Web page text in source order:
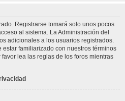
Registrarse tomará solo unos pocos
al sistema. La Administración del
adicionales a los usuarios registrados.
familiarizado con nuestros términos
lea las reglas de los foros mientras